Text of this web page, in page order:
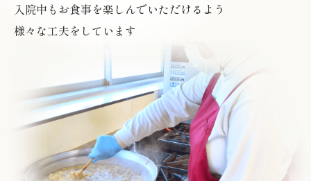
入院中もお食事を楽しんでいただけるよう
様々な工夫をしています